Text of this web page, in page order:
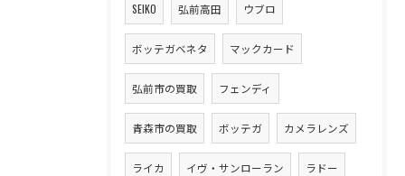
SEIKO 弘前高田 ウブロ
ボッテガベネタ マックカード
弘前市の買取 フェンディ
青森市の買取 ボッテガ カメラレンズ
ライカ イヴ・サンローラン ラドー